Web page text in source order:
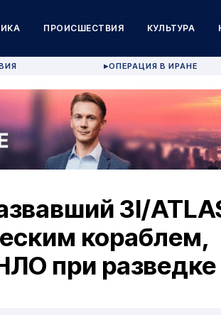
ПРОИСШЕСТВИЯ КУЛЬТУРА
▶ОПЕРАЦИЯ В ИРАНЕ
3I/
кораблем,
при разведке